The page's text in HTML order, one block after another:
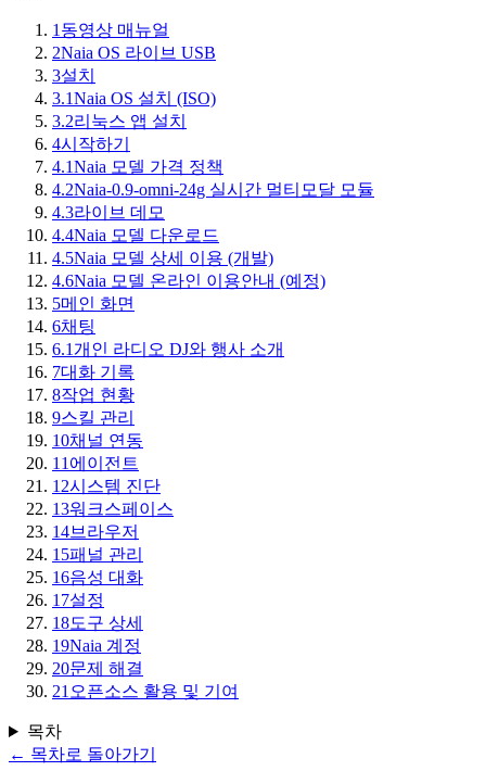
1 동영상 매뉴얼
2Naia OS 라이브 USB
3설치
3.1Naia OS 설치 (ISO)
3.2리눅스 앱 설치
4시작하기
4.1Naia 모델 가격 정책
4.2Naia-0.9-omni-24g 실시간 멀티모달 모듈
4.3라이브 데모
4.4Naia 모델 다운로드
4.5Naia 모델 상세 이용 (개발)
4.6Naia 모델 온라인 이용안내 (예정)
5메인 화면
6채팅
6.1개인 라디오 DJ와 행사 소개
7대화 기록
8작업 현황
9스킬 관리
10채널 연동
11 에이전트
12시스템 진단
13워크스페이스
14브라우저
15패널 관리
16음성 대화
17설정
18도구 상세
19Naia 계정
20문제 해결
21 오픈소스 활용 및 기여
목차
← 목차로 돌아가기